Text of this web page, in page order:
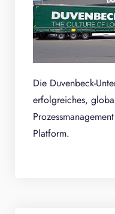
Die Duvenbeck-
erfolgreiches,
Platform.